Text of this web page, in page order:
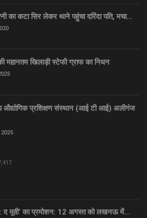
का कटा सिर लेकर थाने पहुंचा दरिंदा पति, मचा…
महानतम खिलाड़ी स्टेफी ग्राफ का निधन
औद्योगिक प्रशिक्षण संस्थान (आई टी आई) अलीगंज
द मूवी’ का प्रमोशन: 12 अगस्त को लखनऊ में…